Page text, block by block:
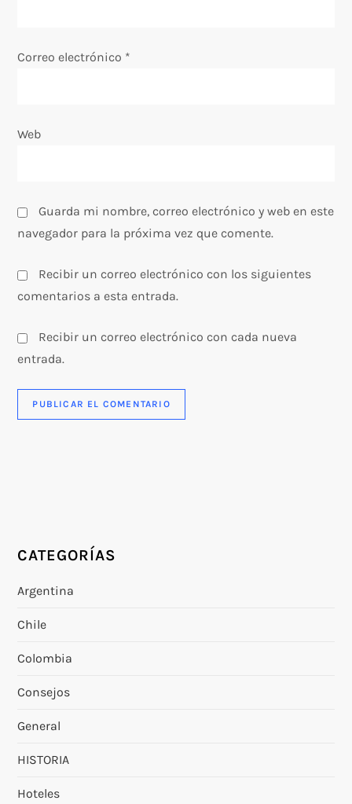
r
d
s
Correo electrónico *
Web
Guarda mi nombre, correo electrónico y web en este
navegador para la próxima vez que comente.
Recibir un correo electrónico con los siguientes
comentarios a esta entrada.
Recibir un correo electrónico con cada nueva
entrada.
CATEGORÍAS
Argentina
Chile
Colombia
Consejos
General
HISTORIA
Hoteles